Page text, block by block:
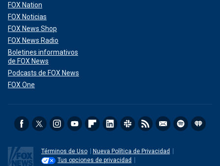
FOX Nation
FOX Noticias
FOX News Shop
FOX News Radio
Boletines informativos
de FOX News
Podcasts de FOX News
FOX One
Términos de Uso
Nueva Política de Privacidad
Tus opciones de privacidad